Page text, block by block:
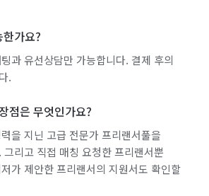
가요?
과 유선상담만 가능합니다. 결제 후의
.
점은 무엇인가요?
을 지닌 고급 전문가 프리랜서풀을
그리고 직접 매칭 요청한 프리랜서뿐
가 제안한 프리랜서의 지원서도 확인할